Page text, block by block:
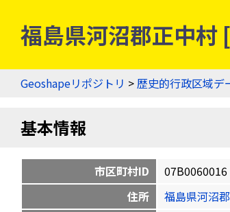
福島県河沼郡正中
Geoshapeリポジトリ >歴史的行政区域デ
基本情報
市区町村ID
07B0060016
住所
福島県河沼